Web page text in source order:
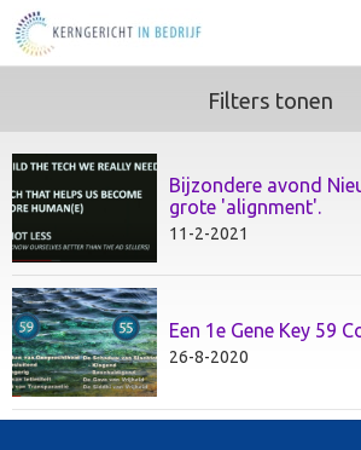
BEDRIJFSOPTIMALISATIE
Home Agenda Nieuws
Filters tonen
Bijzondere avond
grote 'alignment'.
11-2-2021
Een 1e Gene Key 59
26-8-2020